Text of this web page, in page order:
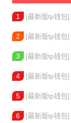
1 [最新版tp钱包]
2 [最新版tp钱包]
3 [最新版tp钱包]
4 [最新版tp钱包]
5 [最新版tp钱包]
6 [最新版tp钱包]